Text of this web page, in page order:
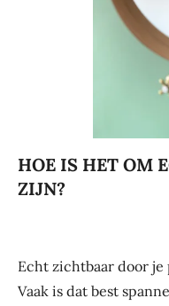
HOE IS HET OM
ZIJN?
Echt zichtbaar door
Vaak is dat best